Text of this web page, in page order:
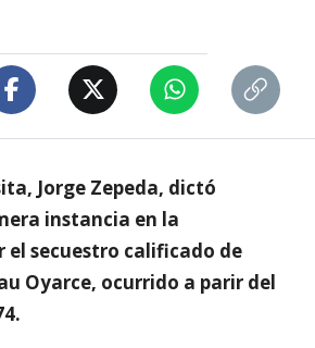
Jorge Zepeda, dictó
instancia en la
el secuestro calificado de
Oyarce, ocurrido a parir del